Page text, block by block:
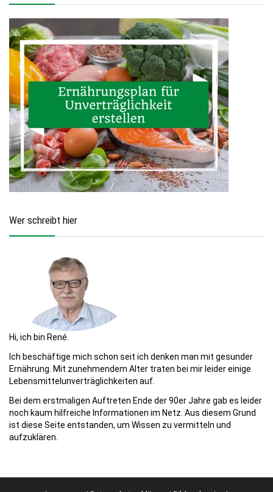
Wer schreibt hier
Hi, ich bin René.
Ich beschäftige mich schon seit ich denken man mit gesunder
Ernährung. Mit zunehmendem Alter traten bei mir leider einige
Lebensmittelunverträglichkeiten auf.
Bei dem erstmaligen Auftreten Ende der 90er Jahre gab es leider
noch kaum hilfreiche Informationen im Netz. Aus diesem Grund
ist diese Seite entstanden, um Wissen zu vermitteln und
aufzuklären.